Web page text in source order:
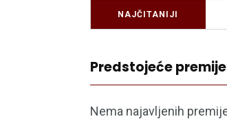
NAJČITANIJI
Predstojeće
Nema najavljenih